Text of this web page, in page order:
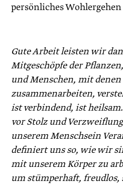
persönliches
Gute Arbeit leisten wir
Mitgeschöpfe der
und Menschen, mit
zusammenarbeiten,
ist verbindend, ist
vor Stolz und
unserem Menschsein
definiert uns so, wie wir
mit unserem Körper zu
um stümperhaft, freudlos,